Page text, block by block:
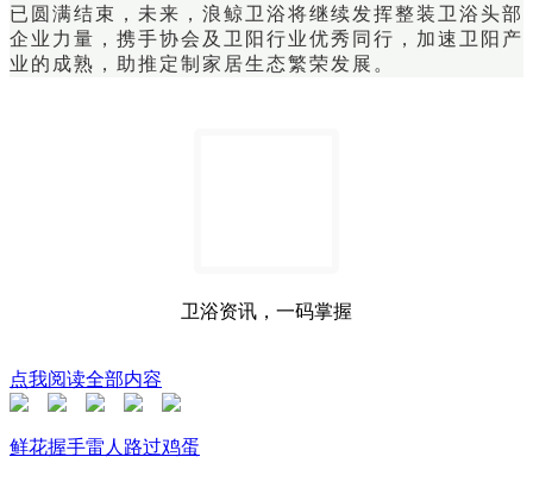
已圆满结束，未来，浪鲸卫浴将继续发挥整装卫浴头部
企业力量，携手协会及卫阳行业优秀同行，加速卫阳产
业的成熟，助推定制家居生态繁荣发展。
卫浴资讯，一码掌握
点我阅读全部内容
鲜花握手雷人 路过鸡蛋